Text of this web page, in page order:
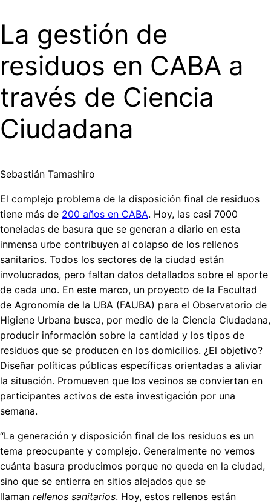
La gestión de
residuos en CABA a
través de Ciencia
Ciudadana
Sebastián Tamashiro
El complejo problema de la disposición final de residuos
tiene más de 200 años en CABA. Hoy, las casi 7000
toneladas de basura que se generan a diario en esta
inmensa urbe contribuyen al colapso de los rellenos
sanitarios. Todos los sectores de la ciudad están
involucrados, pero faltan datos detallados sobre el aporte
de cada uno. En este marco, un proyecto de la Facultad
de Agronomía de la UBA (FAUBA) para el Observatorio de
Higiene Urbana busca, por medio de la Ciencia Ciudadana,
producir información sobre la cantidad y los tipos de
residuos que se producen en los domicilios. ¿El objetivo?
Diseñar políticas públicas específicas orientadas a aliviar
la situación. Promueven que los vecinos se conviertan en
participantes activos de esta investigación por una
semana.
“La generación y disposición final de los residuos es un
tema preocupante y complejo. Generalmente no vemos
cuánta basura producimos porque no queda en la ciudad,
sino que se entierra en sitios alejados que se
llaman rellenos sanitarios. Hoy, estos rellenos están